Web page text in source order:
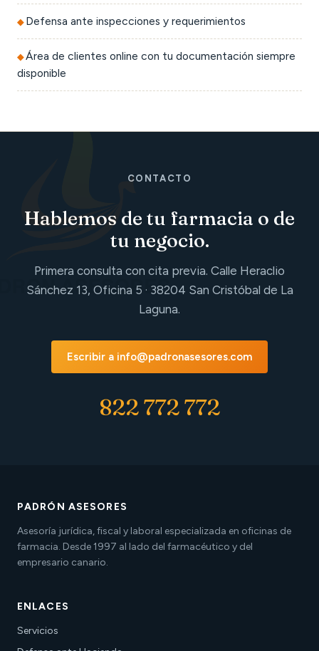
Defensa ante inspecciones y requerimientos
Área de clientes online con tu documentación siempre
disponible
CONTACTO
Hablemos de tu farmacia o de
tu negocio.
Primera consulta con cita previa. Calle Heraclio
Sánchez 13, Oficina 5 · 38204 San Cristóbal de La
Laguna.
Escribir a info@padronasesores.com
822 772 772
PADRÓN ASESORES
Asesoría jurídica, fiscal y laboral especializada en oficinas de
farmacia. Desde 1997 al lado del farmacéutico y del
empresario canario.
ENLACES
Servicios